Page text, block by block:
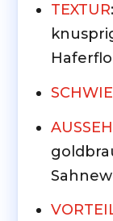
TEXTUR